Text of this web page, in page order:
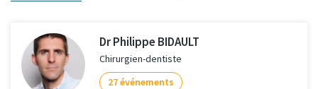
Dr Philippe BIDAULT
Chirurgien-dentiste
27 événements